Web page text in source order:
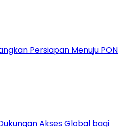
Persiapan Menuju PON
Akses Global bagi